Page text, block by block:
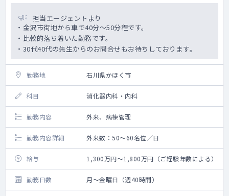
担当エージェントより
・金沢市街地から車で40分～50分程です。
・比較的落ち着いた勤務です。
・30代40代の先生からのお問合せもお待ちしております。
勤務地 石川県かほく市
科目 消化器内科・内科
勤務内容 外来、病棟管理
勤務内容詳細 外来数：50～60名位／日
給与 1,300万円～1,800万円（ご経験年数による）
勤務日数 月～金曜日（週40時間）